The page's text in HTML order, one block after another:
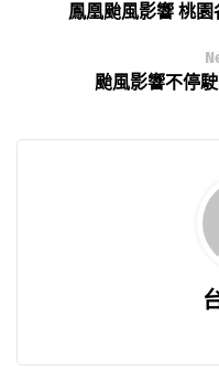
鳳凰颱風影響 桃
颱風影響不停